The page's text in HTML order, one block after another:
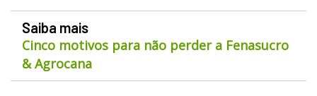
Saiba mais
Cinco motivos para não perder a Fenasucro
& Agrocana